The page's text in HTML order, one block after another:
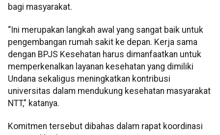
bagi masyarakat.
“Ini merupakan langkah awal yang sangat baik untuk
pengembangan rumah sakit ke depan. Kerja sama
dengan BPJS Kesehatan harus dimanfaatkan untuk
memperkenalkan layanan kesehatan yang dimiliki
Undana sekaligus meningkatkan kontribusi
universitas dalam mendukung kesehatan masyarakat
NTT," katanya.
Komitmen tersebut dibahas dalam rapat koordinasi